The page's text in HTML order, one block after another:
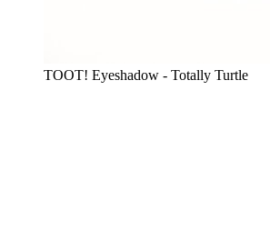
TOOT! Eyeshadow - Totally Turtle